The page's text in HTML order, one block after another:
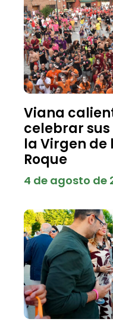
Viana
celebrar
la Virgen de
Roque
4 de agosto de